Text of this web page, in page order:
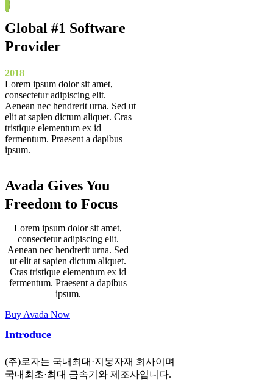
Global #1 Software
Provider
2018
Lorem ipsum dolor sit amet,
consectetur adipiscing elit.
Aenean nec hendrerit urna. Sed ut
elit at sapien dictum aliquet. Cras
tristique elementum ex id
fermentum. Praesent a dapibus
ipsum.
Avada Gives You
Freedom to Focus
Lorem ipsum dolor sit amet,
consectetur adipiscing elit.
Aenean nec hendrerit urna. Sed
ut elit at sapien dictum aliquet.
Cras tristique elementum ex id
fermentum. Praesent a dapibus
ipsum.
Buy Avada Now
Introduce
(주)로자는 국내최대·지붕자재 회사이며
국내최초·최대 금속기와 제조사입니다.